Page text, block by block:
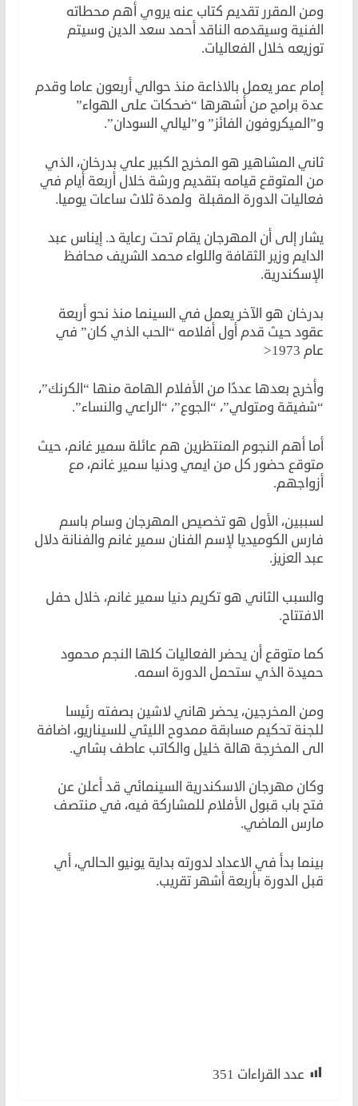
ومن المقرر تقديم كتاب عنه يروي أهم محطاته
الفنية وسيقدمه الناقد أحمد سعد الدين وسيتم
توزيعه خلال الفعاليات.
إمام عمر يعمل بالاذاعة منذ حوالي أربعون عاما وقدم
عدة برامج من أشهرها “ضحكات على الهواء”
و”الميكروفون الفائز” و”ليالي السودان”.
ثاني المشاهير هو المخرج الكبير علي بدرخان، الذي
من المتوقع قيامه بتقديم ورشة خلال أربعة أيام في
فعاليات الدورة المقبلة ولمدة ثلاث ساعات يوميا.
يشار إلى أن المهرجان يقام تحت رعاية د. إيناس عبد
الدايم وزير الثقافة واللواء محمد الشريف محافظ
الإسكندرية.
بدرخان هو الآخر يعمل في السينما منذ نحو أربعة
عقود حيث قدم أول أفلامه “الحب الذي كان” في
عام 1973<
وأخرج بعدها عددًا من الأفلام الهامة منها “الكرنك”،
“شفيقة ومتولي”، “الجوع”، “الراعي والنساء”.
أما أهم النجوم المنتظرين هم عائلة سمير غانم، حيث
متوقع حضور كل من ايمي ودنيا سمير غانم، مع
أزواجهم.
لسببين، الأول هو تخصيص المهرجان وسام باسم
فارس الكوميديا لإسم الفنان سمير غانم والفنانة دلال
عبد العزيز.
والسبب الثاني هو تكريم دنيا سمير غانم، خلال حفل
الافتتاح.
كما متوقع أن يحضر الفعاليات كلها النجم محمود
حميدة الذي ستحمل الدورة اسمه.
ومن المخرجين، يحضر هاني لاشين بصفته رئيسا
للجنة تحكيم مسابقة ممدوح الليثي للسيناريو، اضافة
الى المخرجة هالة خليل والكاتب عاطف بشاي.
وكان مهرجان الاسكندرية السينمائي قد أعلن عن
فتح باب قبول الأفلام للمشاركة فيه، في منتصف
مارس الماضي.
بينما بدأ في الاعداد لدورته بداية يونيو الحالي، أي
قبل الدورة بأربعة أشهر تقريب.
عدد القراءات 351